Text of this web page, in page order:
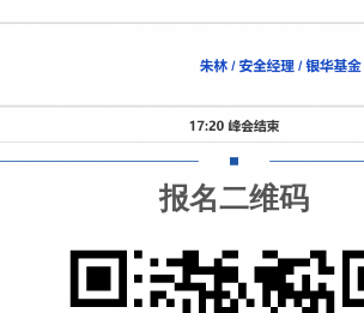
报名二维码